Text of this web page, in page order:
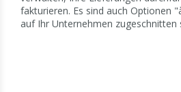
fakturieren. Es sind auch Optionen
auf Ihr Unternehmen zugeschnitten